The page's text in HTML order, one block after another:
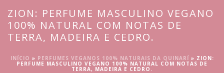
ZION: PERFUME MASCULINO VEGANO
100% NATURAL COM NOTAS DE
TERRA, MADEIRA E CEDRO.
INÍCIO » PERFUMES VEGANOS 100% NATURAIS DA QUINARÍ » ZION:
PERFUME MASCULINO VEGANO 100% NATURAL COM NOTAS DE
TERRA, MADEIRA E CEDRO.